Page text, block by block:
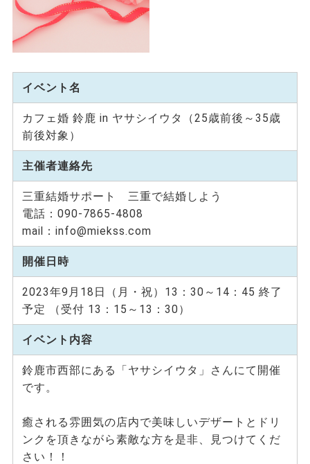
イベント名
カフェ婚 鈴鹿 in ヤサシイウタ（25歳前後～35歳
前後対象）
主催者連絡先
三重結婚サポート 三重で結婚しよう
電話：090-7865-4808
mail：info@miekss.com
開催日時
2023年9月18日（月・祝）13：30～14：45 終了
予定 （受付 13：15～13：30）
イベント内容
鈴鹿市西部にある「ヤサシイウタ」さんにて開催
です。
癒される雰囲気の店内で美味しいデザートとドリ
ンクを頂きながら素敵な方を是非、見つけてくだ
さい！！